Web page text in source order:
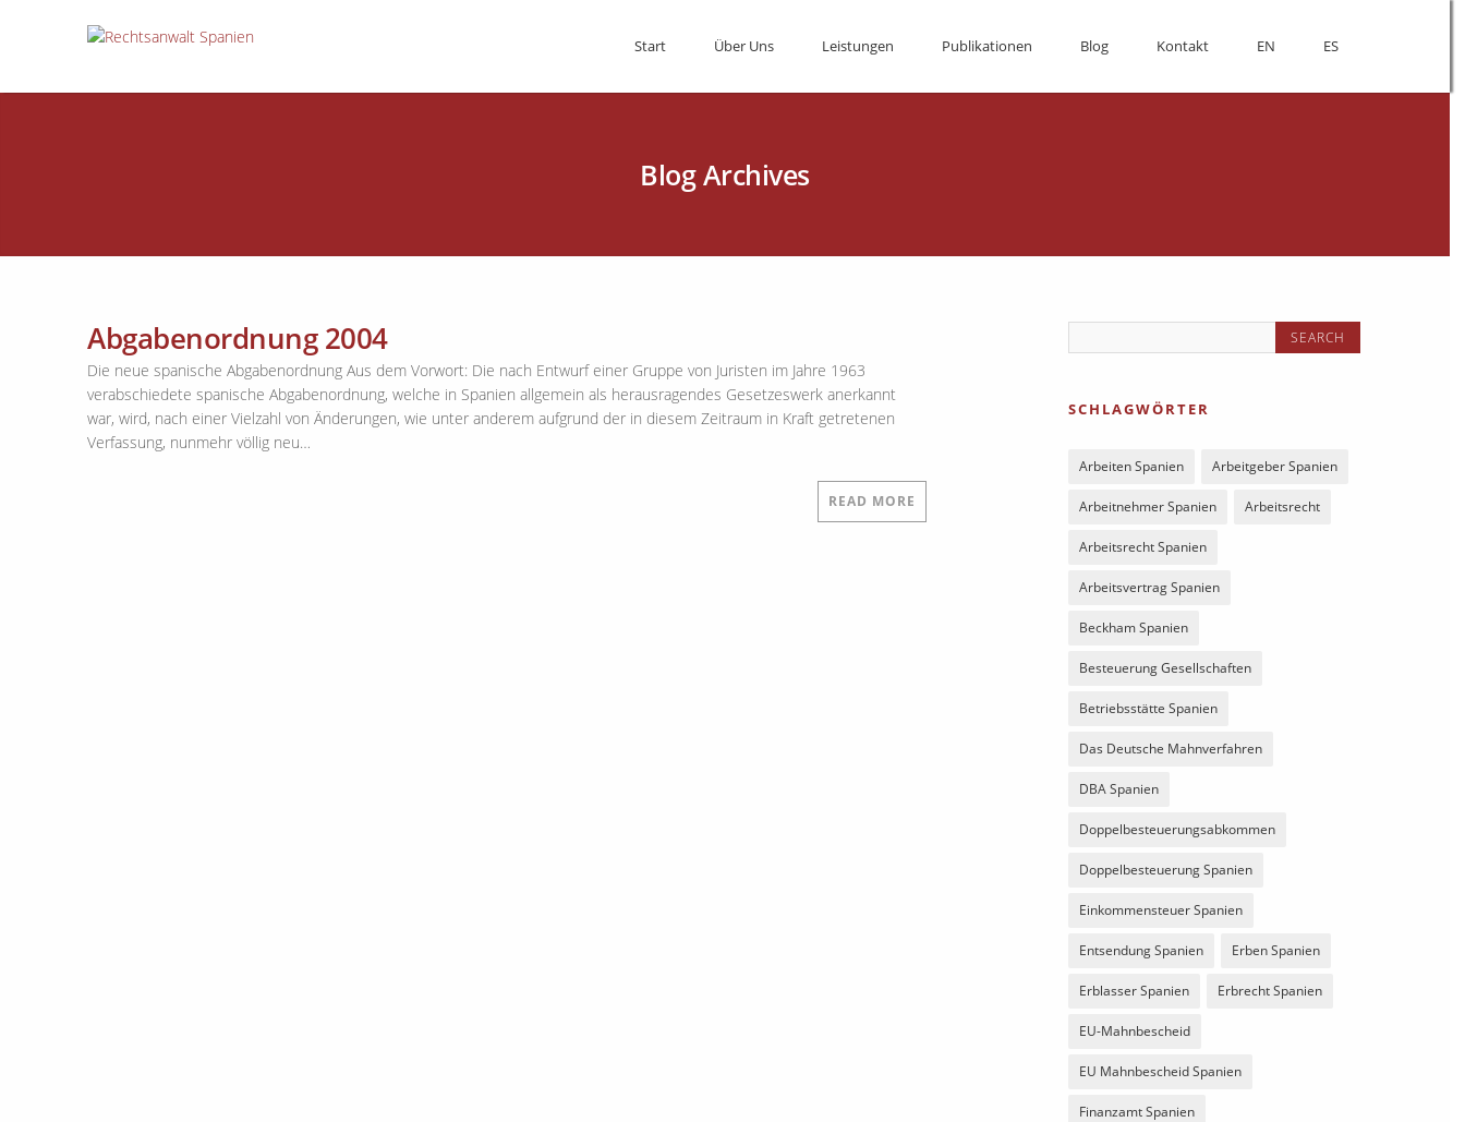
Start Über Uns Leistungen Publikationen Blog Kontakt EN ES
Blog Archives
Abgabenordnung 2004
Die neue spanische Abgabenordnung Aus dem Vorwort: Die nach Entwurf einer Gruppe von Juristen im Jahre 1963
verabschiedete spanische Abgabenordnung, welche in Spanien allgemein als herausragendes Gesetzeswerk anerkannt
war, wird, nach einer Vielzahl von Änderungen, wie unter anderem aufgrund der in diesem Zeitraum in Kraft getretenen
Verfassung, nunmehr völlig neu…
READ MORE
SCHLAGWÖRTER
Arbeiten Spanien Arbeitgeber Spanien
Arbeitnehmer Spanien Arbeitsrecht
Arbeitsrecht Spanien
Arbeitsvertrag Spanien
Beckham Spanien
Besteuerung Gesellschaften
Betriebsstätte Spanien
Das Deutsche Mahnverfahren
DBA Spanien
Doppelbesteuerungsabkommen
Doppelbesteuerung Spanien
Einkommensteuer Spanien
Entsendung Spanien Erben Spanien
Erblasser Spanien Erbrecht Spanien
EU-Mahnbescheid
EU Mahnbescheid Spanien
Finanzamt Spanien